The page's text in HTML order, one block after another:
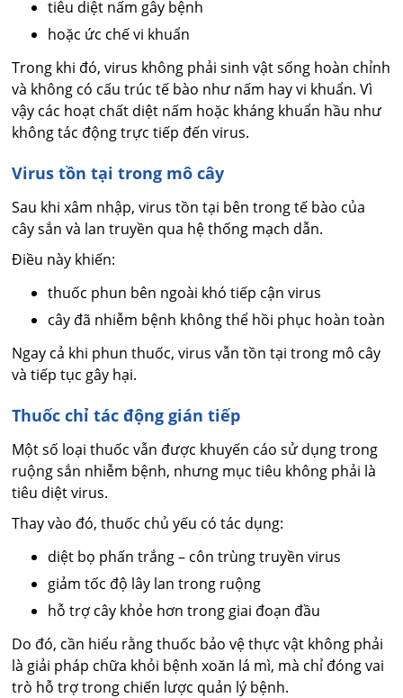
tiêu diệt nấm gây bệnh
hoặc ức chế vi khuẩn
Trong khi đó, virus không phải sinh vật sống hoàn chỉnh
và không có cấu trúc tế bào như nấm hay vi khuẩn. Vì
vậy các hoạt chất diệt nấm hoặc kháng khuẩn hầu như
không tác động trực tiếp đến virus.
Virus tồn tại trong mô cây
Sau khi xâm nhập, virus tồn tại bên trong tế bào của
cây sắn và lan truyền qua hệ thống mạch dẫn.
Điều này khiến:
thuốc phun bên ngoài khó tiếp cận virus
cây đã nhiễm bệnh không thể hồi phục hoàn toàn
Ngay cả khi phun thuốc, virus vẫn tồn tại trong mô cây
và tiếp tục gây hại.
Thuốc chỉ tác động gián tiếp
Một số loại thuốc vẫn được khuyến cáo sử dụng trong
ruộng sắn nhiễm bệnh, nhưng mục tiêu không phải là
tiêu diệt virus.
Thay vào đó, thuốc chủ yếu có tác dụng:
diệt bọ phấn trắng – côn trùng truyền virus
giảm tốc độ lây lan trong ruộng
hỗ trợ cây khỏe hơn trong giai đoạn đầu
Do đó, cần hiểu rằng thuốc bảo vệ thực vật không phải
là giải pháp chữa khỏi bệnh xoăn lá mì, mà chỉ đóng vai
trò hỗ trợ trong chiến lược quản lý bệnh.